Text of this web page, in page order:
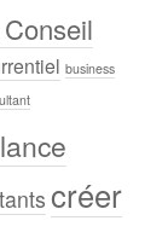
business
créer